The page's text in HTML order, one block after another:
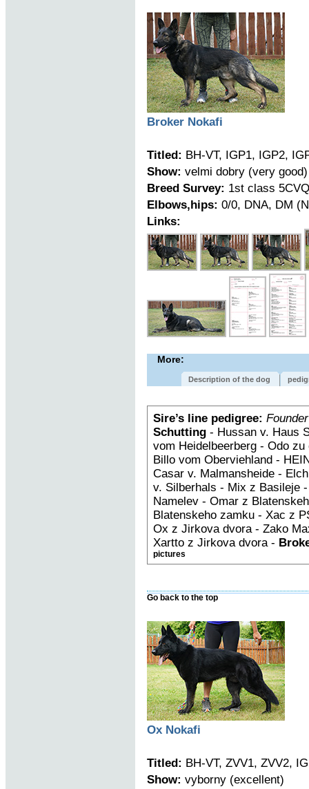
Broker Nokafi
Titled: BH-VT, IGP1, IGP2,
Show: velmi dobry (very good)
Breed Survey: 1st class
Elbows,hips: 0/0, DNA, DM
Links:
More:
Description of the dog
Sire’s line pedigree: Founder
Schutting - Hussan v. Haus
vom Heidelbeerberg - Odo zu
Billo vom Oberviehland -
Casar v. Malmansheide -
v. Silberhals - Mix z Basileje
Namelev - Omar z
Blatenskeho zamku - Xac z
Ox z Jirkova dvora - Zako
Xartto z Jirkova dvora -
pictures
Go back to the top
Ox Nokafi
Titled: BH-VT, ZVV1, ZVV2,
Show: vyborny (excellent)